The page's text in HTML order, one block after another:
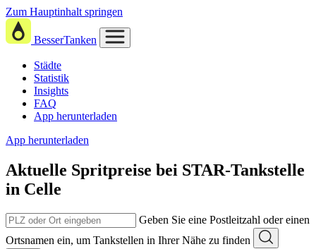
Zum Hauptinhalt springen
BesserTanken
Städte
Statistik
Insights
FAQ
App herunterladen
App herunterladen
Aktuelle Spritpreise bei STAR-Tankstelle
in Celle
Geben Sie eine Postleitzahl oder einen
Ortsnamen ein, um Tankstellen in Ihrer Nähe zu finden